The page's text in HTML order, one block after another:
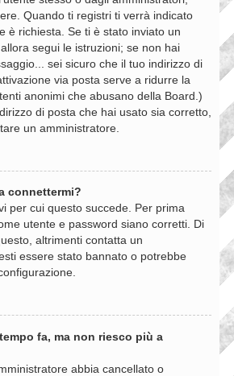
Quando ti registri ti verrà indicato
è richiesta. Se ti è stato inviato un
segui le istruzioni; se non hai
sei sicuro che il tuo indirizzo di
via posta serve a ridurre la
anonimi che abusano della Board.)
di posta che hai usato sia corretto,
un amministratore.
connettermi?
per cui questo succede. Per prima
utente e password siano corretti. Di
altrimenti contatta un
essere stato bannato o potrebbe
fa, ma non riesco più a
abbia cancellato o